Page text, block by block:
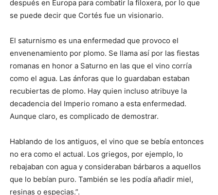
después en Europa para combatir la filoxera, por lo que
se puede decir que Cortés fue un visionario.
El saturnismo es una enfermedad que provoco el
envenenamiento por plomo. Se llama así por las fiestas
romanas en honor a Saturno en las que el vino corría
como el agua. Las ánforas que lo guardaban estaban
recubiertas de plomo. Hay quien incluso atribuye la
decadencia del Imperio romano a esta enfermedad.
Aunque claro, es complicado de demostrar.
Hablando de los antiguos, el vino que se bebía entonces
no era como el actual. Los griegos, por ejemplo, lo
rebajaban con agua y consideraban bárbaros a aquellos
que lo bebían puro. También se les podía añadir miel,
resinas o especias.”.